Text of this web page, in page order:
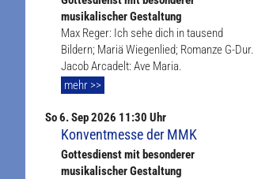
musikalischer Gestaltung
Max Reger: Ich sehe dich in tausend
Bildern; Mariä Wiegenlied; Romanze G-Dur.
Jacob Arcadelt: Ave Maria.
mehr >>
So6. Sep2026 11:30 Uhr
Konventmesse der MMK
Gottesdienst mit besonderer
musikalischer Gestaltung